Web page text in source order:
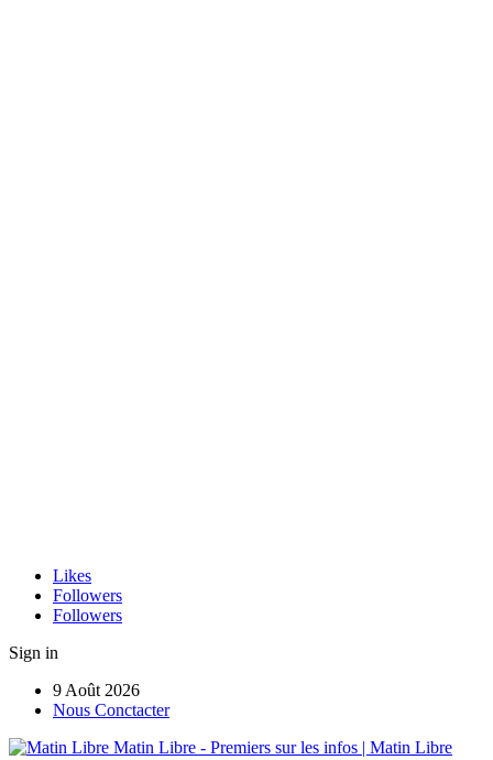
Likes
Followers
Followers
Sign in
9 Août 2026
Nous Conctacter
Matin Libre - Premiers sur les infos | Matin Libre